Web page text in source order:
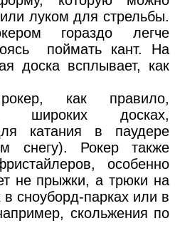
луком для стрельбы.
гораздо легче
поймать кант. На
доска всплывает, как
как правило,
широких досках,
катания в паудере
снегу). Рокер также
особенно
не прыжки, а трюки на
в сноуборд-парках или в
скольжения по